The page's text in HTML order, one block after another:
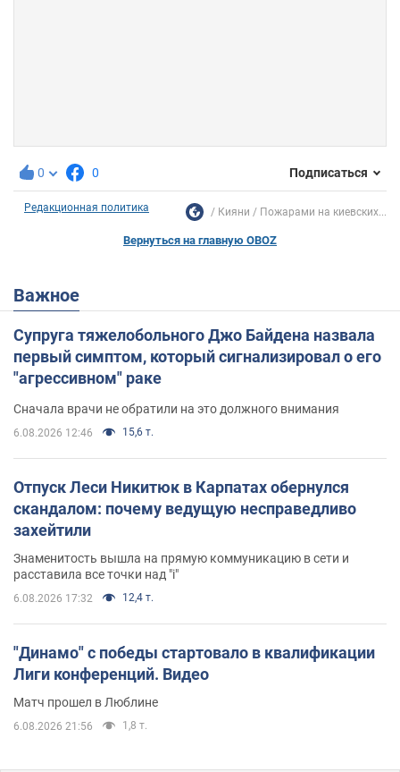
0 0 Подписаться
Редакционная политика Кияни Пожарами на киевских...
Вернуться на главную OBOZ
Важное
Супруга тяжелобольного Джо Байдена назвала
первый симптом, который сигнализировал о его
"агрессивном" раке
Сначала врачи не обратили на это должного внимания
6.08.2026 12:46 15,6 т.
Отпуск Леси Никитюк в Карпатах обернулся
скандалом: почему ведущую несправедливо
захейтили
Знаменитость вышла на прямую коммуникацию в сети и
расставила все точки над "i"
6.08.2026 17:32 12,4 т.
"Динамо" с победы стартовало в квалификации
Лиги конференций. Видео
Матч прошел в Люблине
6.08.2026 21:56 1,8 т.